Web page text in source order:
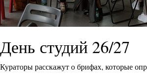
День студий 26/27
Кураторы расскажут о брифах, которые